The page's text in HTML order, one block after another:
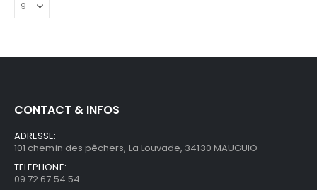
CONTACT & INFOS
ADRESSE:
101 chemin des pêchers, La Louvade, 34130 MAUGUIO
TELEPHONE:
09 72 67 54 54